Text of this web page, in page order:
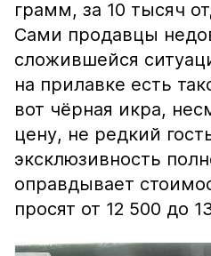
грамм, за 10 тысяч
Сами продавцы
сложившейся
на прилавке есть
вот чёрная икра,
цену, не редкий
эксклюзивность
оправдывает
просят от 12 500 до